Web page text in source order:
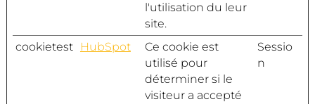
l'utilisation du leur
site.
cookietest HubSpot
Ce cookie est
utilisé pour
déterminer si le
visiteur a accepté
Sessio
n